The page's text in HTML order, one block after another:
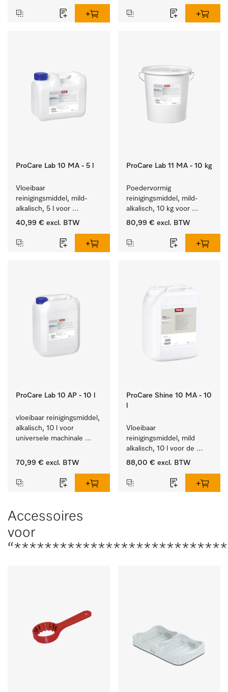
laboratoriumglasw. en -
gerei.
ProCare Lab 10 MA - 5 l
Vloeibaar
reinigingsmiddel, mild-
alkalisch, 5 l voor
materiaalbesparende,
laboratoriumglasw. en -
40,99 € excl. BTW
ProCare Lab 11 MA - 10 kg
Poedervormig
reinigingsmiddel, mild-
alkalisch, 10 kg voor
materiaalbesparende,
laboratoriumglasw. en -
80,99 € excl. BTW
ProCare Lab 10 AP - 10 l
vloeibaar reinigingsmiddel,
alkalisch, 10 l voor
universele machinale
laboratoriumglaswerk en -
70,99 € excl. BTW
ProCare Shine 10 MA - 10
Vloeibaar
reinigingsmiddel, mild
alkalisch, 10 l voor de
reiniging van lichte
bestek en glazen.
88,00 € excl. BTW
Accessoires
voor